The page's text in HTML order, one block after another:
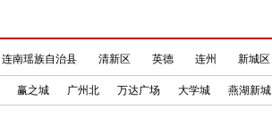
连南瑶族自治县 清新区 英德 连州 新城区
赢之城 广州北 万达广场 大学城 燕湖新城